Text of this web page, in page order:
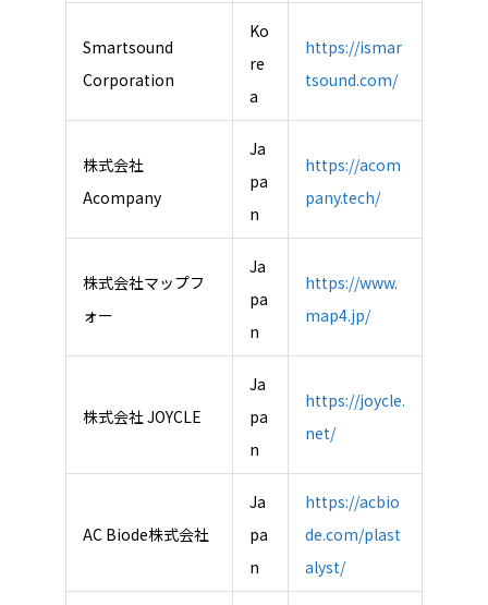
Smartsound
Corporation
Ko
re
a
https://ismar
tsound.com/
株式会社
Acompany
Ja
pa
n
https://acom
pany.tech/
株式会社マップフ
ォー
Ja
pa
n
https://www.
map4.jp/
株式会社 JOYCLE
Ja
pa
n
https://joycle.
net/
AC Biode株式会社
Ja
pa
n
https://acbio
de.com/plast
alyst/